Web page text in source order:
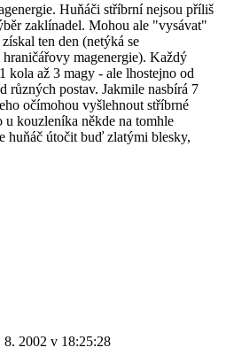
Huňáči stříbrní nejsou příliš
zaklínadel. Mohou ale "vysávat"
ten den (netýká se
magenergie). Každý
kola až 3 magy - ale lhostejno od
různých postav. Jakmile nasbírá 7
očímohou vyšlehnout stříbrné
kouzleníka někde na tomhle
huňáč útočit buď zlatými blesky,
8. 2002 v 18:25:28